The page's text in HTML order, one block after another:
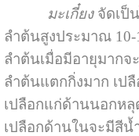
มะเกี๋ยง จัดเป็
ลำต้นสูงประมาณ 10-
ลำต้นเมื่อมีอายุมากจ
ลำต้นแตกกิ่งมาก เป
เปลือกแก่ด้านนอกห
เปลือกด้านในจะมีสี